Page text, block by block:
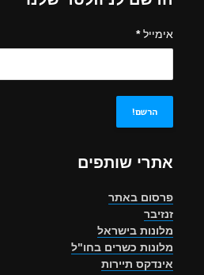
אימייל*
אתרי שותפים
פרסום באתר
זנזיבר
מלונות בישראל
מלונות כשרים בחו"ל
אינדקס תיירות